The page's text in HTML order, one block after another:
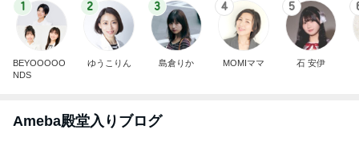
1
BEYOOOOO
NDS
2
ゆうこりん
3
島倉りか
4
MOMIママ
5
石 安伊
Ameba殿堂入りブログ